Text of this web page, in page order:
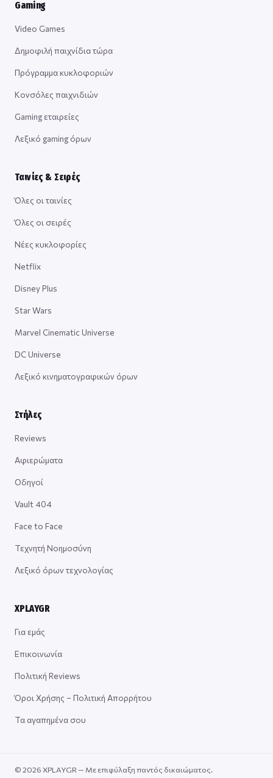
Gaming
Video Games
Δημοφιλή παιχνίδια τώρα
Πρόγραμμα κυκλοφοριών
Κονσόλες παιχνιδιών
Gaming εταιρείες
Λεξικό gaming όρων
Ταινίες & Σειρές
Όλες οι ταινίες
Όλες οι σειρές
Νέες κυκλοφορίες
Netflix
Disney Plus
Star Wars
Marvel Cinematic Universe
DC Universe
Λεξικό κινηματογραφικών όρων
Στήλες
Reviews
Αφιερώματα
Οδηγοί
Vault 404
Face to Face
Τεχνητή Νοημοσύνη
Λεξικό όρων τεχνολογίας
XPLAYGR
Για εμάς
Επικοινωνία
Πολιτική Reviews
Όροι Χρήσης – Πολιτική Απορρήτου
Τα αγαπημένα σου
© 2026 XPLAYGR — Με επιφύλαξη παντός δικαιώματος.